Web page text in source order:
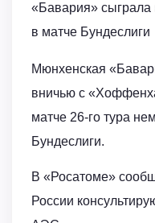
«Бавария»
в матче Бундеслиги
Мюнхенская
вничью с
матче 26-го тура
Бундеслиги.
В «Росатоме»
России